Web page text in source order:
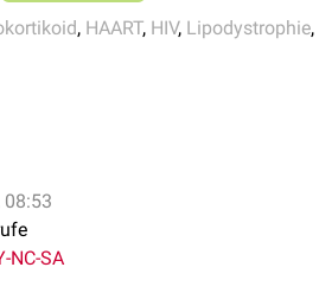
, HAART, HIV, Lipodystrophie,
08:53
NC-SA